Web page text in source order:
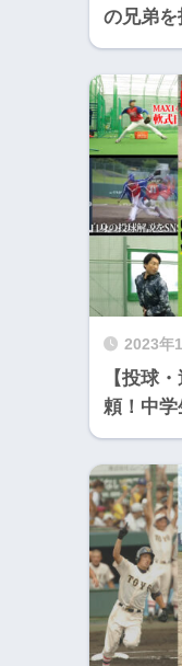
の兄弟
2023年
【投球
頼！中